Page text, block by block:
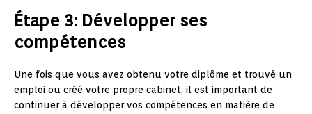
Étape 3: Développer ses
compétences
Une fois que vous avez obtenu votre diplôme et trouvé un
emploi ou créé votre propre cabinet, il est important de
continuer à développer vos compétences en matière de